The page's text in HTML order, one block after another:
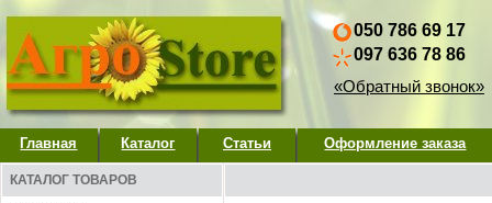
050 786 69 17
097 636 78 86
«Обратный звонок»
Главная Каталог Статьи Оформление заказа
КАТАЛОГ ТОВАРОВ